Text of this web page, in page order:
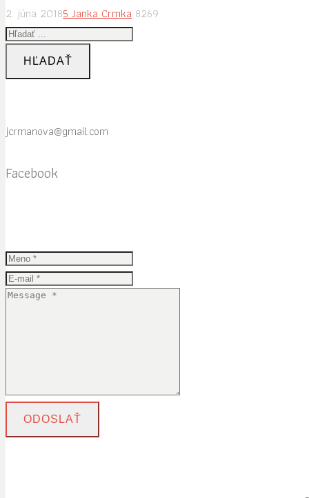
2. júna 20185 Janka Crmka 8269
HĽADAŤ
jcrmanova@gmail.com
Facebook
ODOSLAŤ